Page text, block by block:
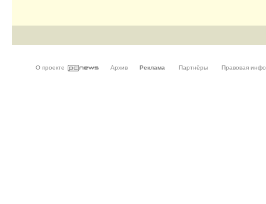
О проекте Архив Реклама Партнёры Правовая